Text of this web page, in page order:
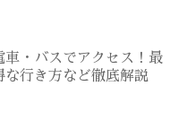
車・バスでアクセス！最
な行き方など徹底解説